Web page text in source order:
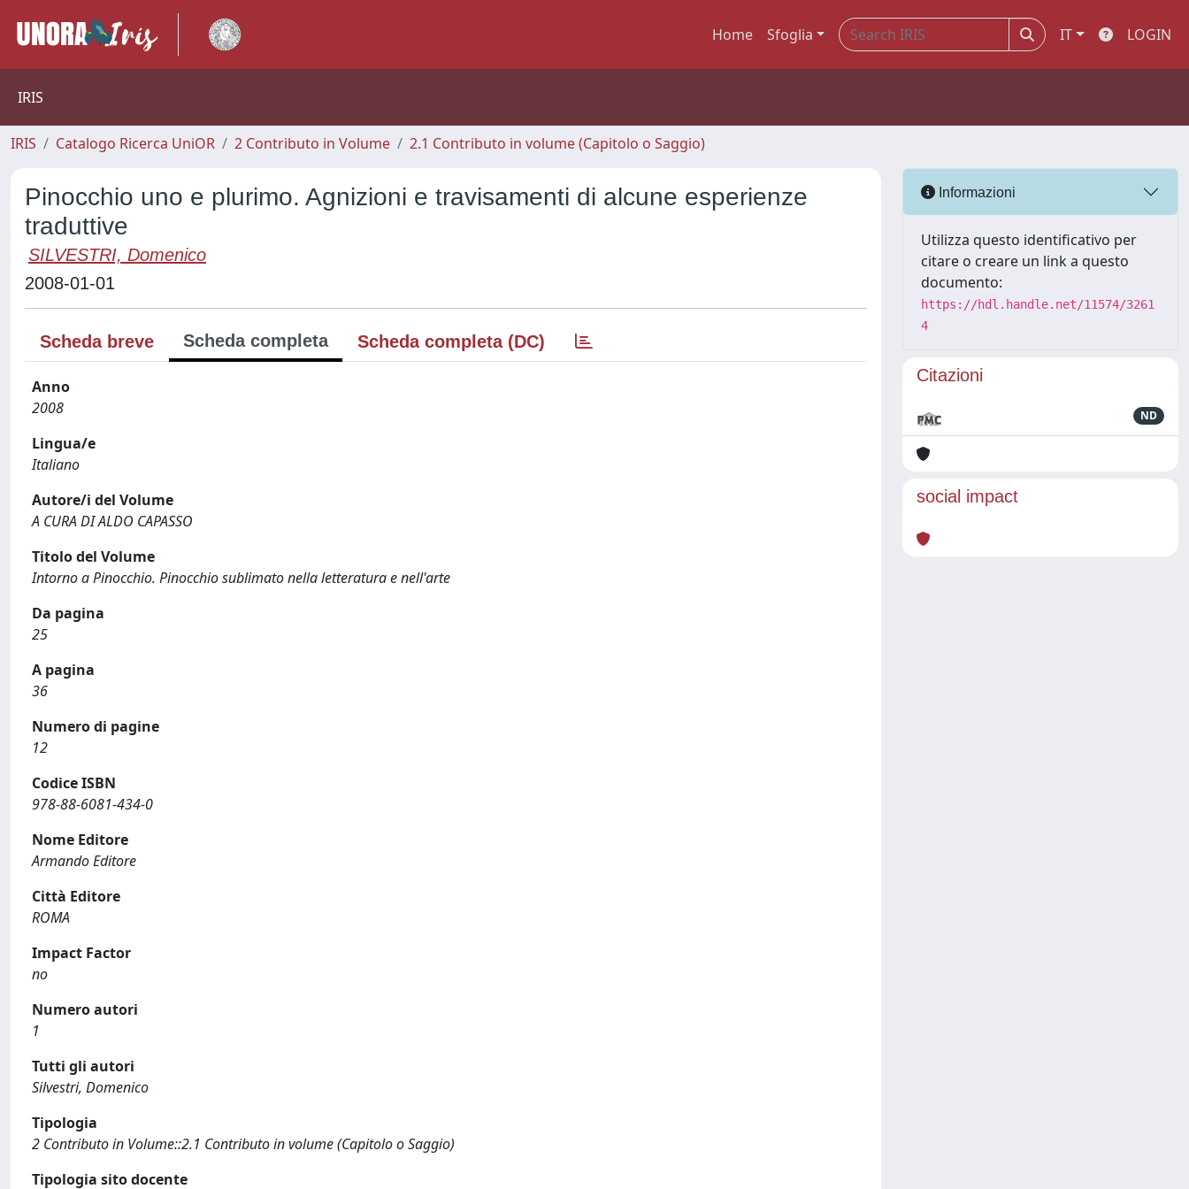
Home Sfoglia IT LOGIN
IRIS
IRIS Catalogo Ricerca UniOR 2 Contributo in Volume 2.1 Contributo in volume (Capitolo o Saggio)
Pinocchio uno e plurimo. Agnizioni e travisamenti di alcune esperienze
traduttive
SILVESTRI, Domenico
2008-01-01
Scheda breve Scheda completa Scheda completa (DC)
Anno
2008
Lingua/e
Italiano
Autore/i del Volume
A CURA DI ALDO CAPASSO
Titolo del Volume
Intorno a Pinocchio. Pinocchio sublimato nella letteratura e nell'arte
Da pagina
25
A pagina
36
Numero di pagine
12
Codice ISBN
978-88-6081-434-0
Nome Editore
Armando Editore
Città Editore
ROMA
Impact Factor
no
Numero autori
1
Tutti gli autori
Silvestri, Domenico
Tipologia
2 Contributo in Volume::2.1 Contributo in volume (Capitolo o Saggio)
Tipologia sito docente
Informazioni
Utilizza questo identificativo per
citare o creare un link a questo
documento:
https://hdl.handle.net/11574/3261
4
Citazioni
ND
social impact